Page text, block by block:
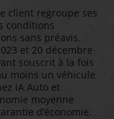
client regroupe ses
conditions
sans préavis.
et 20 décembre
souscrit à la fois
moins un véhicule
iA Auto et
moyenne
d’économie.